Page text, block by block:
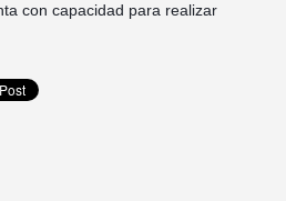
con capacidad para realizar